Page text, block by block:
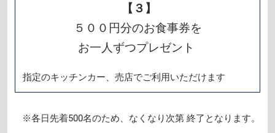
【３】
５００円分のお食事券を
お一人ずつプレゼント
指定のキッチンカー、売店でご利用いただけます
※各日先着500名のため、なくなり次第 終了となります。